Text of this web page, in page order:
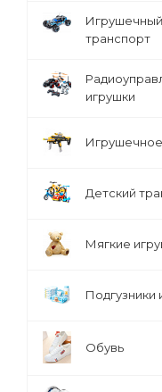
Игрушечный
транспорт
игрушки
Детский
Мягкие
Подгузники
Обувь